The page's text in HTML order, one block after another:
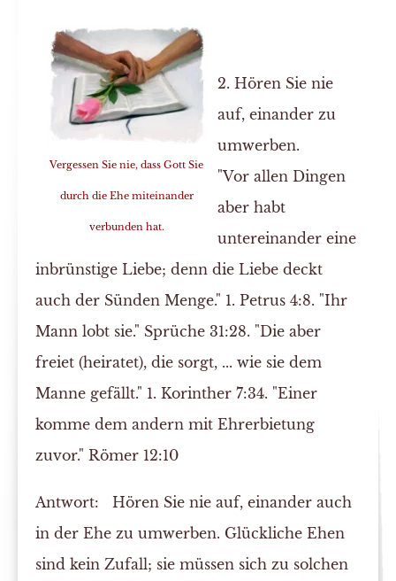
Vergessen Sie nie, dass Gott Sie
durch die Ehe miteinander
verbunden hat.
2. Hören Sie nie
auf, einander zu
umwerben.
"Vor allen Dingen
aber habt
untereinander eine
inbrünstige Liebe; denn die Liebe deckt
auch der Sünden Menge." 1. Petrus 4:8. "Ihr
Mann lobt sie." Sprüche 31:28. "Die aber
freiet (heiratet), die sorgt, ... wie sie dem
Manne gefällt." 1. Korinther 7:34. "Einer
komme dem andern mit Ehrerbietung
zuvor." Römer 12:10
Antwort: Hören Sie nie auf, einander auch
in der Ehe zu umwerben. Glückliche Ehen
sind kein Zufall; sie müssen sich zu solchen